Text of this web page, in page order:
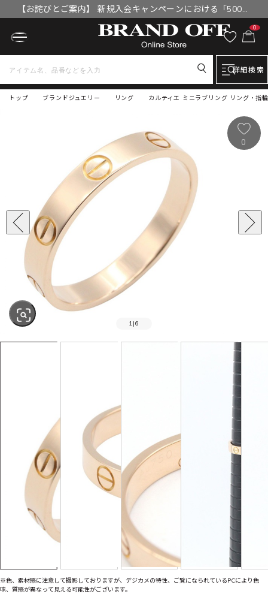
【お詫びとご案内】 新規入会キャンペーンにおける「500円
OFFクーポン」付与漏れと補填について
0
詳細検索
トップ カルティエ ミニラブリング リング・
ブランドジュエリー リング
1 |6
0
※色、素材感に注意して撮影しておりますが、デジカメの特性、ご覧になられているPCにより色
味、質感が異なって見える可能性がございます。